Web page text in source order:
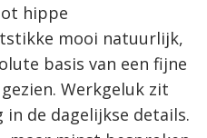
hippe
mooi natuurlijk,
basis van een fijne
Werkgeluk zit
de dagelijkse details.